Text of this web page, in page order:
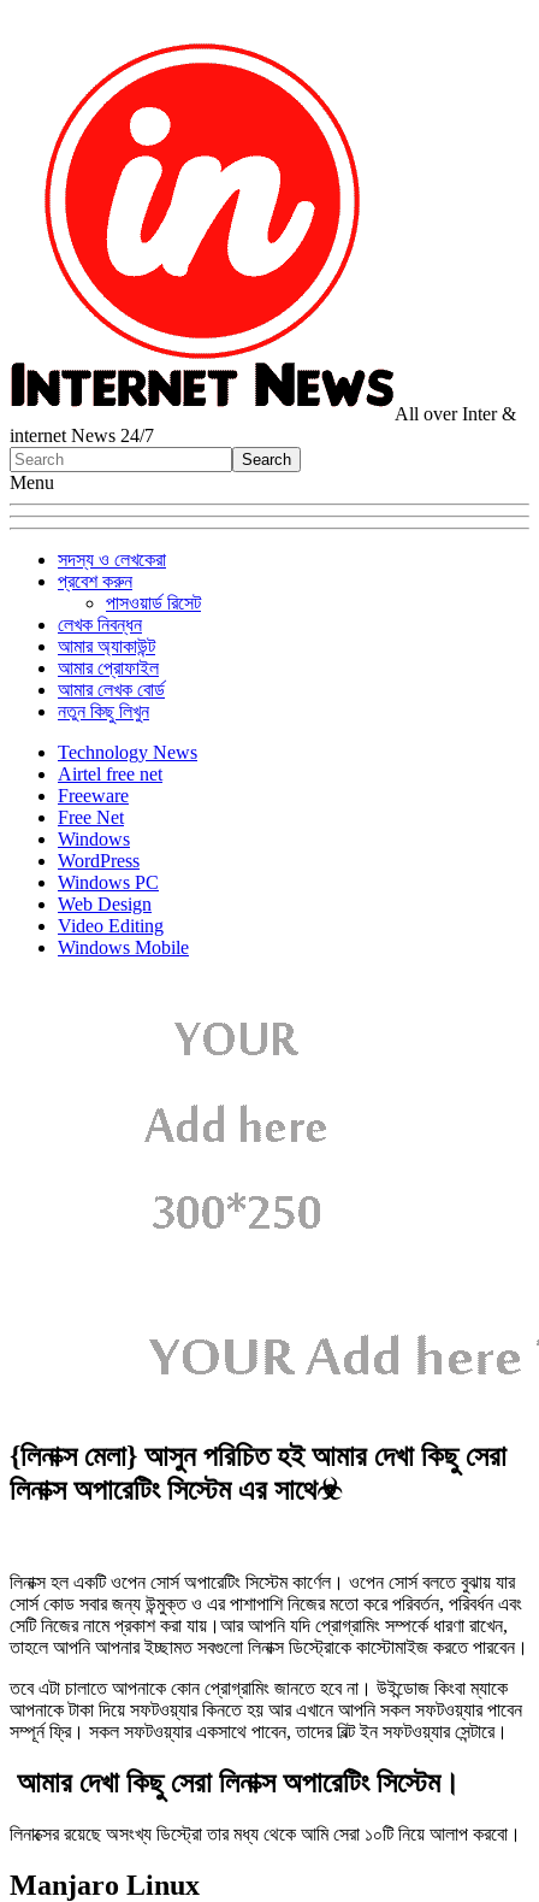
All over Inter &
internet News 24/7
Menu
সদস্য ও লেখকেরা
প্রবেশ করুন
পাসওয়ার্ড রিসেট
লেখক নিবন্ধন
আমার অ্যাকাউন্ট
আমার প্রোফাইল
আমার লেখক বোর্ড
নতুন কিছু লিখুন
Technology News
Airtel free net
Freeware
Free Net
Windows
WordPress
Windows PC
Web Design
Video Editing
Windows Mobile
{লিনাক্স মেলা} আসুন পরিচিত হই আমার দেখা কিছু সেরা
লিনাক্স অপারেটিং সিস্টেম এর সাথে☣
লিনাক্স হল একটি ওপেন সোর্স অপারেটিং সিস্টেম কার্ণেল। ওপেন সোর্স বলতে বুঝায় যার
সোর্স কোড সবার জন্য উন্মুক্ত ও এর পাশাপাশি নিজের মতো করে পরিবর্তন, পরিবর্ধন এবং
সেটি নিজের নামে প্রকাশ করা যায়।আর আপনি যদি প্রোগ্রামিং সম্পর্কে ধারণা রাখেন,
তাহলে আপনি আপনার ইচ্ছামত সবগুলো লিনাক্স ডিস্ট্রোকে কাস্টোমাইজ করতে পারবেন।
তবে এটা চালাতে আপনাকে কোন প্রোগ্রামিং জানতে হবে না। উইন্ডোজ কিংবা ম্যাকে
আপনাকে টাকা দিয়ে সফটওয়্যার কিনতে হয় আর এখানে আপনি সকল সফটওয়্যার পাবেন
সম্পূর্ন ফ্রি। সকল সফটওয়্যার একসাথে পাবেন, তাদের বিল্ট ইন সফটওয়্যার সেন্টারে।
আমার দেখা কিছু সেরা লিনাক্স অপারেটিং সিস্টেম।
লিনাক্সের রয়েছে অসংখ্য ডিস্ট্রো তার মধ্য থেকে আমি সেরা ১০টি নিয়ে আলাপ করবো।
Manjaro Linux